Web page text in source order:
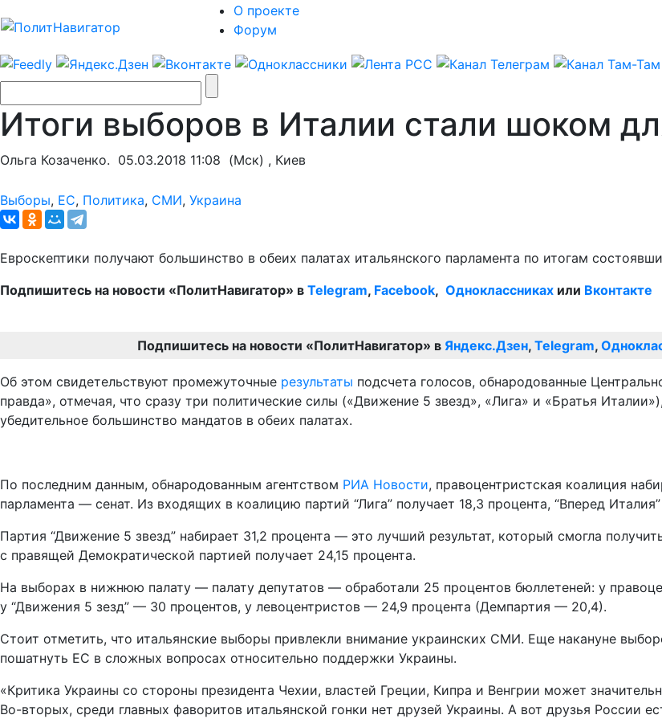
О проекте
Форум
Итоги выборов в Италии стали шоком
Ольга Козаченко. 05.03.2018 11:08 (Мск) , Киев
Выборы, ЕС, Политика, СМИ, Украина
Евроскептики получают большинство в обеих палатах итальянского парламента по итогам
Подпишитесь на новости «ПолитНавигатор» в Telegram, Facebook, Одноклассниках или Вконтакте
Подпишитесь на новости «ПолитНавигатор» в Яндекс.Дзен, Telegram,
Об этом свидетельствуют промежуточные результаты подсчета голосов, обнародованные
правда», отмечая, что сразу три политические силы («Движение 5 звезд», «Лига» и «Братья
убедительное большинство мандатов в обеих палатах.
По последним данным, обнародованным агентством РИА Новости, правоцентристская коалиция
парламента — сенат. Из входящих в коалицию партий “Лига” получает 18,3 процента, “Вперед
Партия “Движение 5 звезд” набирает 31,2 процента — это лучший результат, который смогла
с правящей Демократической партией получает 24,15 процента.
На выборах в нижнюю палату — палату депутатов — обработали 25 процентов бюллетеней: у
у “Движения 5 зезд” — 30 процентов, у левоцентристов — 24,9 процента (Демпартия — 20,4).
Стоит отметить, что итальянские выборы привлекли внимание украинских СМИ. Еще накануне
пошатнуть ЕС в сложных вопросах относительно поддержки Украины.
«Критика Украины со стороны президента Чехии, властей Греции, Кипра и Венгрии может
Во-вторых, среди главных фаворитов итальянской гонки нет друзей Украины. А вот друзья России